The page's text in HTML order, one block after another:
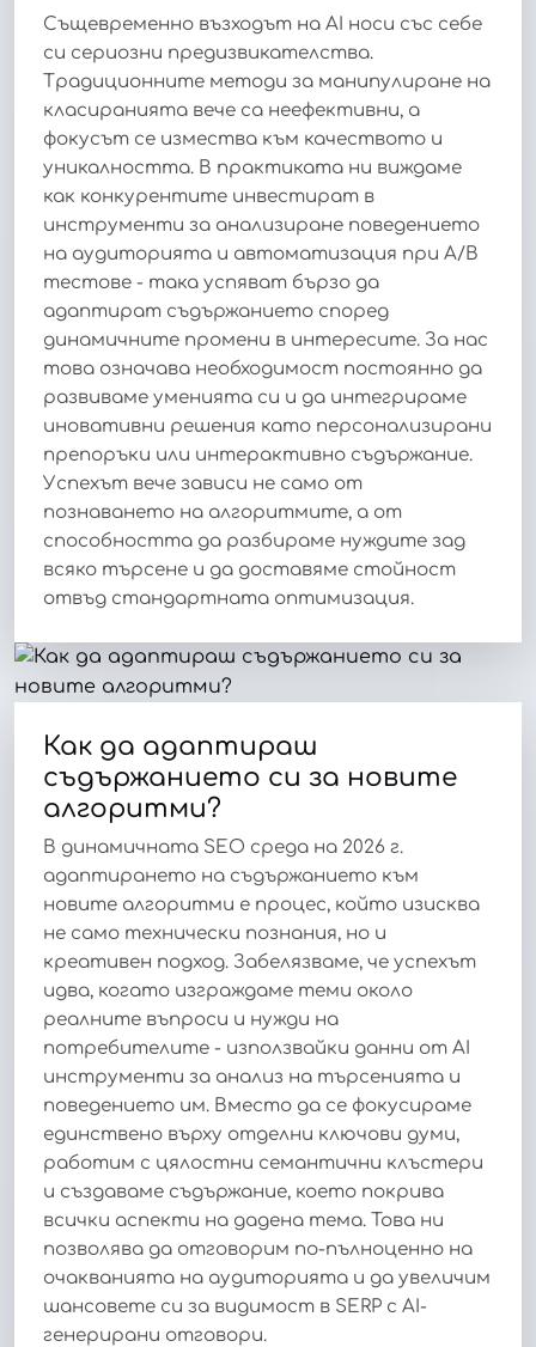
Същевременно възходът на AI носи със себе
си сериозни предизвикателства.
Традиционните методи за манипулиране на
класиранията вече са неефективни, а
фокусът се измества към качеството и
уникалността. В практиката ни виждаме
как конкурентите инвестират в
инструменти за анализиране поведението
на аудиторията и автоматизация при A/B
тестове - така успяват бързо да
адаптират съдържанието според
динамичните промени в интересите. За нас
това означава необходимост постоянно да
развиваме уменията си и да интегрираме
иновативни решения като персонализирани
препоръки или интерактивно съдържание.
Успехът вече зависи не само от
познаването на алгоритмите, а от
способността да разбираме нуждите зад
всяко търсене и да доставяме стойност
отвъд стандартната оптимизация.
Как да адаптираш
съдържанието си за новите
алгоритми?
В динамичната SEO среда на 2026 г.
адаптирането на съдържанието към
новите алгоритми е процес, който изисква
не само технически познания, но и
креативен подход. Забелязваме, че успехът
идва, когато изграждаме теми около
реалните въпроси и нужди на
потребителите - използвайки данни от AI
инструменти за анализ на търсенията и
поведението им. Вместо да се фокусираме
единствено върху отделни ключови думи,
работим с цялостни семантични клъстери
и създаваме съдържание, което покрива
всички аспекти на дадена тема. Това ни
позволява да отговорим по-пълноценно на
очакванията на аудиторията и да увеличим
шансовете си за видимост в SERP с AI-
генерирани отговори.